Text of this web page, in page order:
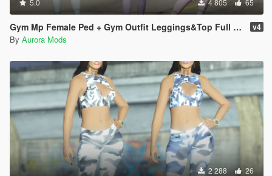
5.0 4 805 65
Gym Mp Female Ped + Gym Outfit Leggings&Top Full Body Mod v4
By Aurora Mods
2 288 26